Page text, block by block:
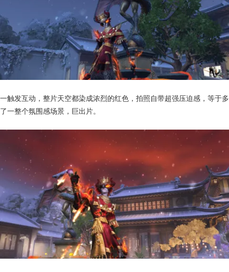
一触发互动，整片天空都染成浓烈的红色，拍照自带超强压迫感，等于多
了一整个氛围感场景，巨出片。